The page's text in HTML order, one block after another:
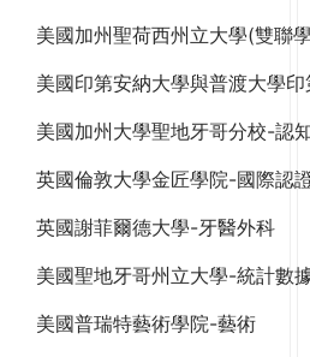
美國加州聖荷西州立大學(雙聯
美國印第安納大學與普渡大學
美國加州大學聖地牙哥分校-認
英國倫敦大學金匠學院-國際認
英國謝菲爾德大學-牙醫外科
美國聖地牙哥州立大學-統計數
美國普瑞特藝術學院-藝術